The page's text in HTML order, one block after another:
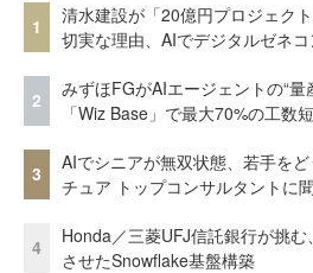
1
清水建設が「20億円プロジェク
切実な理由、AIでデジタルゼネ
2
みずほFGがAIエージェントの“
「Wiz Base」で最大70%の工数
3
AIでシニアが無双状態、若手を
チュア トップコンサルタントに
4
Honda／三菱UFJ信託銀行が挑む
させたSnowflake基盤構築